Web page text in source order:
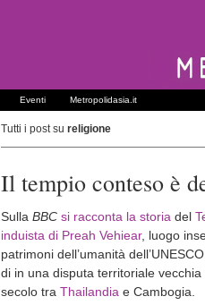
Eventi Metropolidasia.it
Tutti i post su religione
Il tempio conteso è
Sulla BBC si racconta la storia del
induista di Preah Vehiear, luogo
patrimoni dell’umanità
di in una disputa territoriale
secolo tra Thailandia e Cambogia.